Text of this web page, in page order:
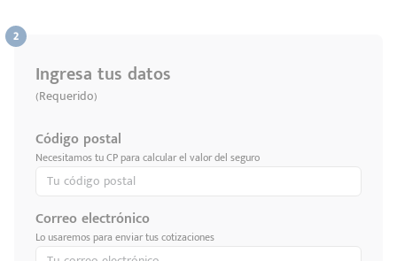
Ingresa tus datos
(Requerido)
Código postal
Necesitamos tu CP para calcular el valor del seguro
Correo electrónico
Lo usaremos para enviar tus cotizaciones